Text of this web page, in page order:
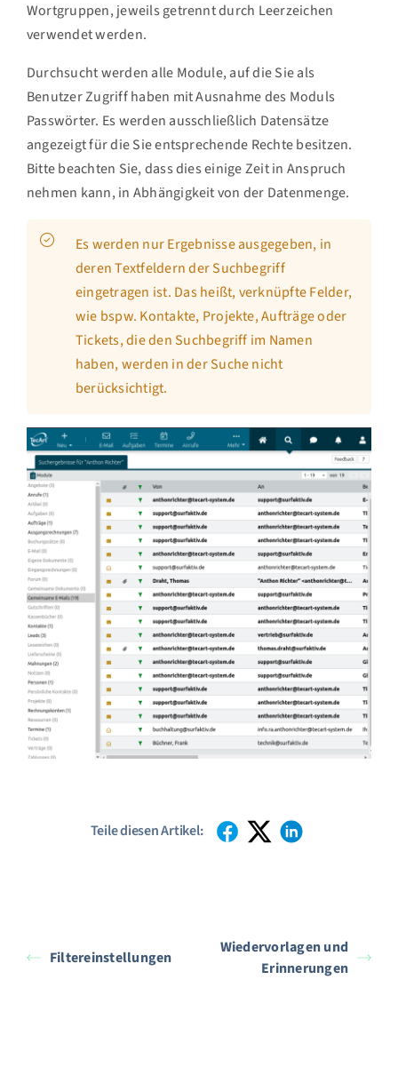
Wortgruppen, jeweils getrennt durch Leerzeichen
verwendet werden.
Durchsucht werden alle Module, auf die Sie als
Benutzer Zugriff haben mit Ausnahme des Moduls
Passwörter. Es werden ausschließlich Datensätze
angezeigt für die Sie entsprechende Rechte besitzen.
Bitte beachten Sie, dass dies einige Zeit in Anspruch
nehmen kann, in Abhängigkeit von der Datenmenge.
Es werden nur Ergebnisse ausgegeben, in
deren Textfeldern der Suchbegriff
eingetragen ist. Das heißt, verknüpfte Felder,
wie bspw. Kontakte, Projekte, Aufträge oder
Tickets, die den Suchbegriff im Namen
haben, werden in der Suche nicht
berücksichtigt.
Teile diesen Artikel:
Filtereinstellungen
Wiedervorlagen und
Erinnerungen